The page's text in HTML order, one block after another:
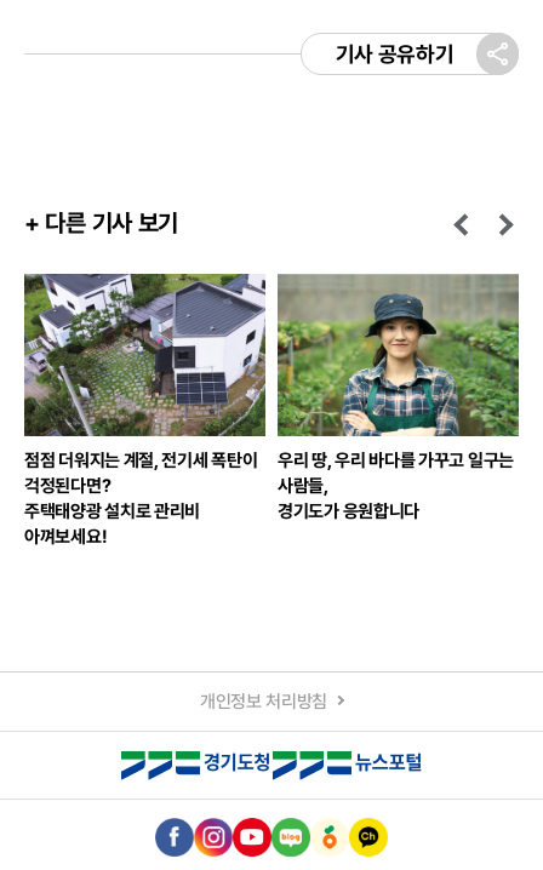
기사 공유하기
+ 다른 기사 보기
점점 더워지는 계절, 전기세 폭탄이
걱정된다면?
주택태양광 설치로 관리비
아껴보세요!
우리 땅, 우리 바다를 가꾸고 일구는
사람들,
경기도가 응원합니다
개인정보 처리방침